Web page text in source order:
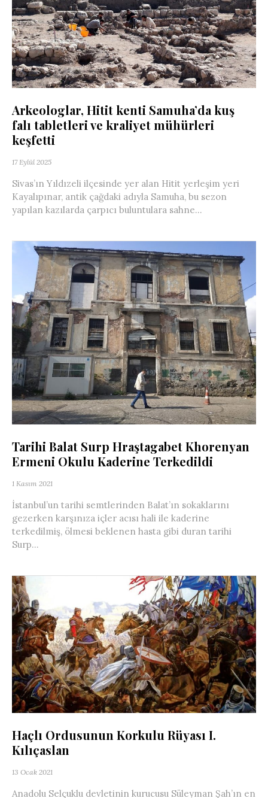
Arkeologlar, Hitit kenti Samuha’da kuş
falı tabletleri ve kraliyet mühürleri
keşfetti
17 Eylül 2025
Sivas’ın Yıldızeli ilçesinde yer alan Hitit yerleşim yeri
Kayalıpınar, antik çağdaki adıyla Samuha, bu sezon
yapılan kazılarda çarpıcı buluntulara sahne...
Tarihi Balat Surp Hraştagabet Khorenyan
Ermeni Okulu Kaderine Terkedildi
1 Kasım 2021
İstanbul’un tarihi semtlerinden Balat’ın sokaklarını
gezerken karşınıza içler acısı hali ile kaderine
terkedilmiş, ölmesi beklenen hasta gibi duran tarihi
Surp...
Haçlı Ordusunun Korkulu Rüyası I.
Kılıçaslan
13 Ocak 2021
Anadolu Selçuklu devletinin kurucusu Süleyman Şah’ın en